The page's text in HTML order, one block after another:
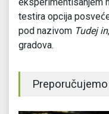
eksperimentisanjem
testira opcija
pod nazivom Tudej in
gradova.